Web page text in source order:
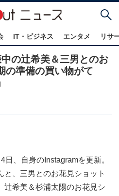
IT・ビジネス エンタメ リサ
の辻希美＆三男とのお
の準備の買い物がて
、自身のInstagramを更新。
、三男とのお花見ショット
辻希美＆杉浦太陽のお花見シ